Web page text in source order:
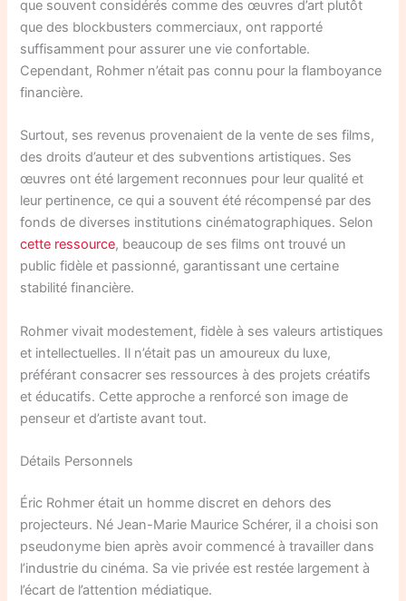
que souvent considérés comme des œuvres d’art plutôt
que des blockbusters commerciaux, ont rapporté
suffisamment pour assurer une vie confortable.
Cependant, Rohmer n’était pas connu pour la flamboyance
financière.
Surtout, ses revenus provenaient de la vente de ses films,
des droits d’auteur et des subventions artistiques. Ses
œuvres ont été largement reconnues pour leur qualité et
leur pertinence, ce qui a souvent été récompensé par des
fonds de diverses institutions cinématographiques. Selon
cette ressource, beaucoup de ses films ont trouvé un
public fidèle et passionné, garantissant une certaine
stabilité financière.
Rohmer vivait modestement, fidèle à ses valeurs artistiques
et intellectuelles. Il n’était pas un amoureux du luxe,
préférant consacrer ses ressources à des projets créatifs
et éducatifs. Cette approche a renforcé son image de
penseur et d’artiste avant tout.
Détails Personnels
Éric Rohmer était un homme discret en dehors des
projecteurs. Né Jean-Marie Maurice Schérer, il a choisi son
pseudonyme bien après avoir commencé à travailler dans
l’industrie du cinéma. Sa vie privée est restée largement à
l’écart de l’attention médiatique.